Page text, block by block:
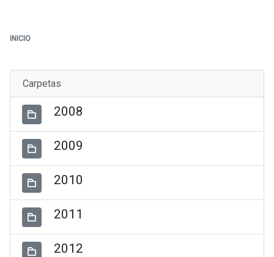
INICIO
Carpetas
2008
2009
2010
2011
2012